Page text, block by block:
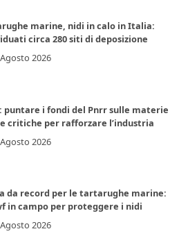
marine, nidi in calo in Italia:
circa 280 siti di deposizione
2026
puntare i fondi del Pnrr sulle materie
critiche per rafforzare l’industria
2026
da record per le tartarughe marine:
in campo per proteggere i nidi
2026